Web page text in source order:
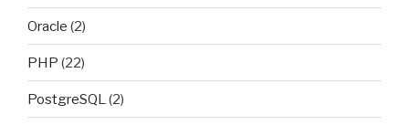
Oracle (2)
PHP (22)
PostgreSQL(2)